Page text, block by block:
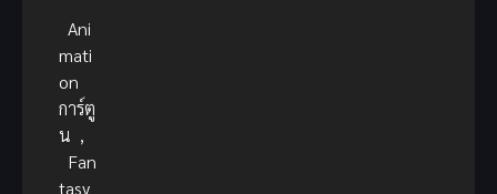
Ani
mati
on
การ์ตู
น ,
Fan
tasy